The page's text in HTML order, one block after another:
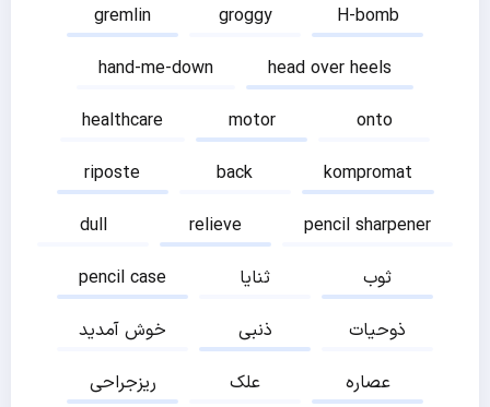
gremlin groggy
H-bomb
hand-me-down
head over heels
healthcare
motor
onto
riposte
back
kompromat
dull
relieve
pencil sharpener
pencil case
ثنایا
ثوب
خوش آمدید
ذنبی
ذوحیات
ریزجراحی
علک
عصاره